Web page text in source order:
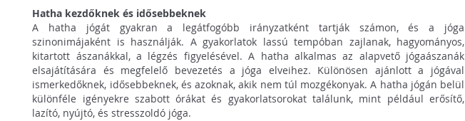
Hatha kezdőknek és idősebbeknek
A hatha jógát gyakran a legátfogóbb irányzatként tartják számon, és a jóga
szinonimájaként is használják. A gyakorlatok lassú tempóban zajlanak, hagyományos,
kitartott ászanákkal, a légzés figyelésével. A hatha alkalmas az alapvető jógaászanák
elsajátítására és megfelelő bevezetés a jóga elveihez. Különösen ajánlott a jógával
ismerkedőknek, idősebbeknek, és azoknak, akik nem túl mozgékonyak. A hatha jógán belül
különféle igényekre szabott órákat és gyakorlatsorokat találunk, mint például erősítő,
lazító, nyújtó, és stresszoldó jóga.